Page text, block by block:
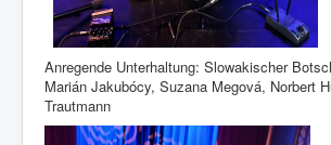
Anregende Unterhaltung: Slowakischer
Marián Jakubócy, Suzana Megová, Norbert
Trautmann